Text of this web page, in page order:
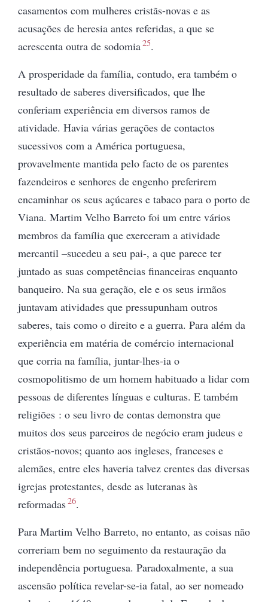
casamentos com mulheres cristãs-novas e as
acusações de heresia antes referidas, a que se
acrescenta outra de sodomia25.
A prosperidade da família, contudo, era também o
resultado de saberes diversificados, que lhe
conferiam experiência em diversos ramos de
atividade. Havia várias gerações de contactos
sucessivos com a América portuguesa,
provavelmente mantida pelo facto de os parentes
fazendeiros e senhores de engenho preferirem
encaminhar os seus açúcares e tabaco para o porto de
Viana. Martim Velho Barreto foi um entre vários
membros da família que exerceram a atividade
mercantil –sucedeu a seu pai-, a que parece ter
juntado as suas competências financeiras enquanto
banqueiro. Na sua geração, ele e os seus irmãos
juntavam atividades que pressupunham outros
saberes, tais como o direito e a guerra. Para além da
experiência em matéria de comércio internacional
que corria na família, juntar-lhes-ia o
cosmopolitismo de um homem habituado a lidar com
pessoas de diferentes línguas e culturas. E também
religiões : o seu livro de contas demonstra que
muitos dos seus parceiros de negócio eram judeus e
cristãos-novos; quanto aos ingleses, franceses e
alemães, entre eles haveria talvez crentes das diversas
igrejas protestantes, desde as luteranas às
reformadas26.
Para Martim Velho Barreto, no entanto, as coisas não
correriam bem no seguimento da restauração da
independência portuguesa. Paradoxalmente, a sua
ascensão política revelar-se-ia fatal, ao ser nomeado